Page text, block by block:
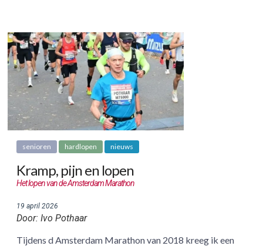
senioren hardlopen nieuws
Kramp, pijn en lopen
Het lopen van de Amsterdam Marathon
19 april 2026
Door: Ivo Pothaar
Tijdens d Amsterdam Marathon van 2018 kreeg ik een